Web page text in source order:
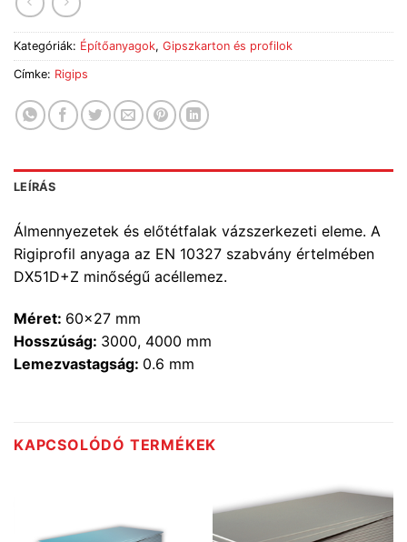
Kategóriák: Építőanyagok, Gipszkarton és profilok
Címke: Rigips
LEÍRÁS
Álmennyezetek és előtétfalak vázszerkezeti eleme. A
Rigiprofil anyaga az EN 10327 szabvány értelmében
DX51D+Z minőségű acéllemez.
Méret: 60×27 mm
Hosszúság: 3000, 4000 mm
Lemezvastagság: 0.6 mm
KAPCSOLÓDÓ TERMÉKEK